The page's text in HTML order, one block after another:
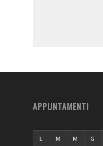
APPUNTAMENTI
L M M G